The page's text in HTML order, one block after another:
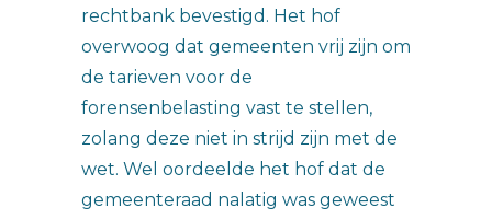
rechtbank bevestigd. Het hof
overwoog dat gemeenten vrij zijn om
de tarieven voor de
forensenbelasting vast te stellen,
zolang deze niet in strijd zijn met de
wet. Wel oordeelde het hof dat de
gemeenteraad nalatig was geweest